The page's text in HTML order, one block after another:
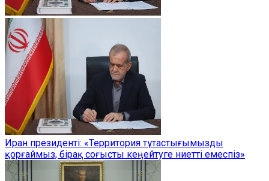
Иран президенті: «Территория тұтастығымызды
қорғаймыз, бірақ соғысты кеңейтуге ниетті емеспіз»